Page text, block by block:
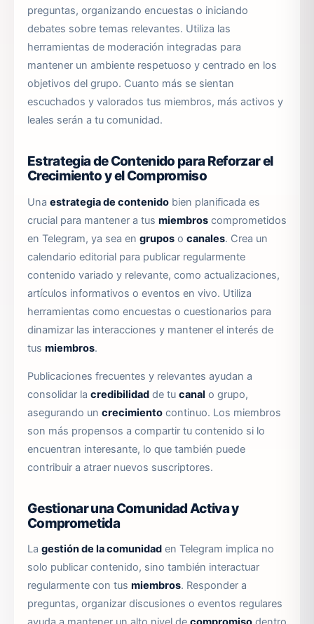
preguntas, organizando encuestas o iniciando
debates sobre temas relevantes. Utiliza las
herramientas de moderación integradas para
mantener un ambiente respetuoso y centrado en los
objetivos del grupo. Cuanto más se sientan
escuchados y valorados tus miembros, más activos y
leales serán a tu comunidad.
Estrategia de Contenido para Reforzar el
Crecimiento y el Compromiso
Una estrategia de contenido bien planificada es
crucial para mantener a tus miembros comprometidos
en Telegram, ya sea en grupos o canales. Crea un
calendario editorial para publicar regularmente
contenido variado y relevante, como actualizaciones,
artículos informativos o eventos en vivo. Utiliza
herramientas como encuestas o cuestionarios para
dinamizar las interacciones y mantener el interés de
tus miembros.
Publicaciones frecuentes y relevantes ayudan a
consolidar la credibilidad de tu canal o grupo,
asegurando un crecimiento continuo. Los miembros
son más propensos a compartir tu contenido si lo
encuentran interesante, lo que también puede
contribuir a atraer nuevos suscriptores.
Gestionar una Comunidad Activa y
Comprometida
La gestión de la comunidad en Telegram implica no
solo publicar contenido, sino también interactuar
regularmente con tus miembros. Responder a
preguntas, organizar discusiones o eventos regulares